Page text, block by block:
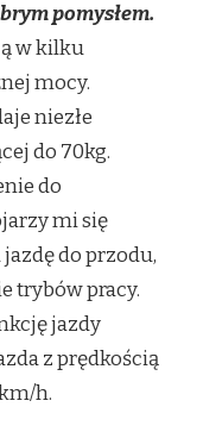
pomysłem.
w kilku
mocy.
niezłe
do 70kg.
do
mi się
do przodu,
trybów pracy.
jazdy
z prędkością
h.